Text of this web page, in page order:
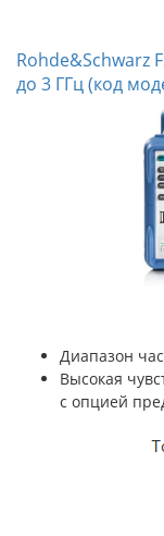
Rohde&Schwarz
до 3 ГГц (код
Диапазон
Высокая
с опцией